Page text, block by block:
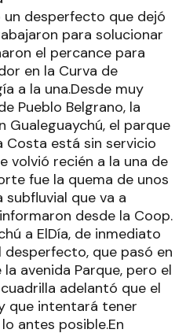
un desperfecto que dejó
para solucionar
el percance para
en la Curva de
a la una.Desde muy
Pueblo Belgrano, la
Gualeguaychú, el parque
Costa está sin servicio
volvió recién a la una de
fue la quema de unos
subfluvial que va a
desde la Coop.
a ElDía, de inmediato
que pasó en
avenida Parque, pero el
adelantó que el
que intentará tener
antes posible.En